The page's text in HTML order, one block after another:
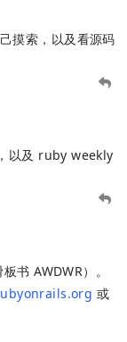
摸索，以及看源码
，以及 ruby weekly
书 AWDWR）。
或